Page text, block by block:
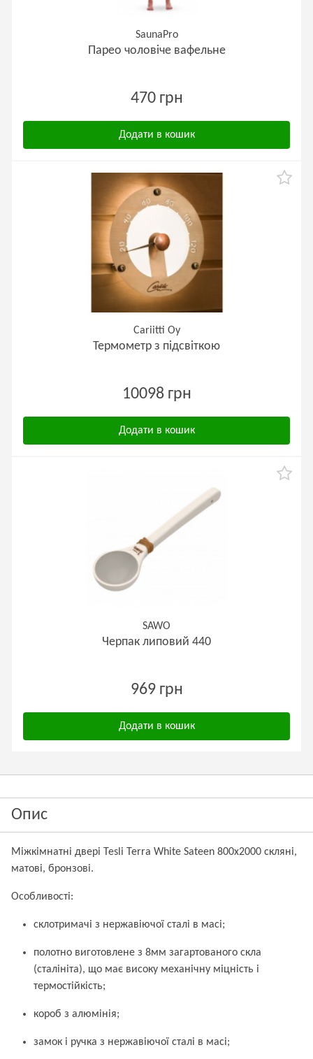
SaunaPro
Парео чоловіче вафельне
470 грн
Додати в кошик
Cariitti Oy
Термометр з підсвіткою
10098 грн
Додати в кошик
SAWO
Черпак липовий 440
969 грн
Додати в кошик
Опис
Міжкімнатні двері Tesli Terra White Sateen 800х2000 скляні,
матові, бронзові.
Особливості:
склотримачі з нержавіючої сталі в масі;
полотно виготовлене з 8мм загартованого скла
(сталініта), що має високу механічну міцність і
термостійкість;
короб з алюмінія;
замок і ручка з нержавіючої сталі в масі;